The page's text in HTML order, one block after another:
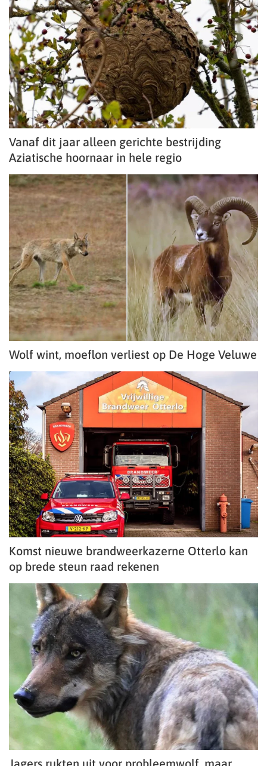
Vanaf dit jaar alleen gerichte bestrijding
Aziatische hoornaar in hele regio
Wolf wint, moeflon verliest op De Hoge Veluwe
Komst nieuwe brandweerkazerne Otterlo kan
op brede steun raad rekenen